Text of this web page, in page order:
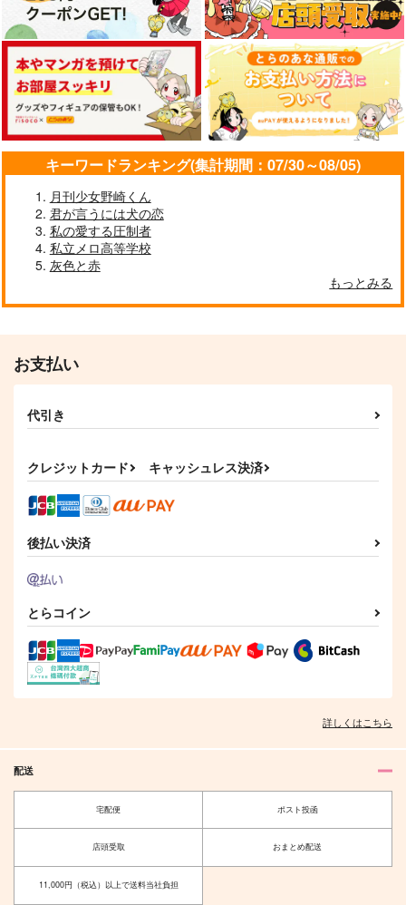
Tokimeki Hitorizumo
オンザライス
787円（税込）
立花仙蔵×潮江文次郎
サンプル
作品詳細
望みの彼方
OOPARTS
550円（税込）
潮江文次郎×立花仙蔵
サンプル
それは全部学園に置い
ていけ
一絡げ
472円（税込）
潮江文次郎×立花仙蔵
サンプル
千枚漬爆弾
550円（税込）
潮江文次郎×立花仙蔵
サンプル
take
潮江文次郎×立花仙蔵
サンプル
まの寺
サンプル
円（税込） 726円
カート カート カート
うつつ髪
専売 787円（税込）
カート
secret from M.
専売 629円（税込） 専売 315円（税込）
Good Night Routine
きになる木
専売 1,265円
サンプル
くっついたり くっっ
サンプル
硝子の森
1,287
落第忍者乱太郎
サンプル
キーワードランキング(集計期間：07/30～08/05)
月刊少女野崎くん
君が言うには犬の恋
私の愛する圧制者
私立メロ高等学校
灰色と赤
もっとみる
お支払い
代引き
クレジットカード キャッシュレス決済
後払い決済
とらコイン
詳しくはこちら
配送
宅配便 ポスト投函
店頭受取 おまとめ配送
11,000円（税込）以上で送料当社負担